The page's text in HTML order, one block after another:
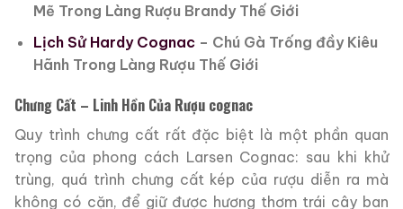
Mẽ Trong Làng Rượu Brandy Thế Giới
Lịch Sử Hardy Cognac – Chú Gà Trống đầy Kiêu
Hãnh Trong Làng Rượu Thế Giới
Chưng Cất – Linh Hồn Của Rượu cognac
Quy trình chưng cất rất đặc biệt là một phần quan
trọng của phong cách Larsen Cognac: sau khi khử
trùng, quá trình chưng cất kép của rượu diễn ra mà
không có cặn, để giữ được hương thơm trái cây ban